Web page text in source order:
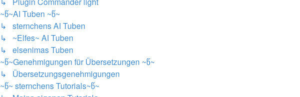
~წ~AI Tuben ~წ~
↳ sternchens AI Tuben
↳ ~Elfes~ AI Tuben
↳ elsenimas Tuben
~წ~Genehmigungen für Übersetzungen ~წ~
↳ Übersetzungsgenehmigungen
~წ~ sternchens Tutorials~წ~